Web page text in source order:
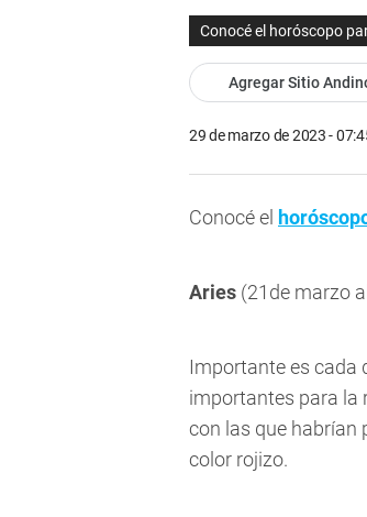
Conocé el horóscopo
Agregar Sitio
29 de marzo de 2023 -
Conocé el
Aries (21de marzo
Importante es cada
importantes para la
con las que habrían
color rojizo.